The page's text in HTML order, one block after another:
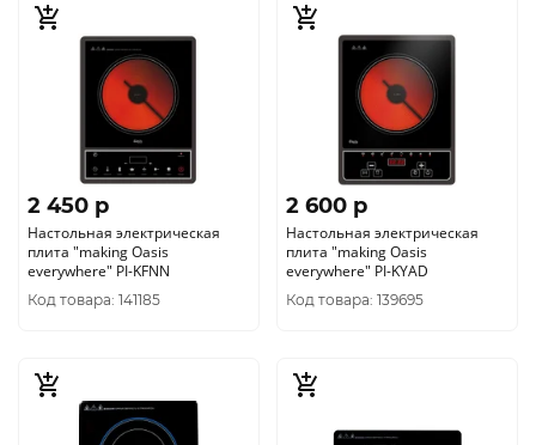
2 450 p
Настольная электрическая
плита "making Oasis
everywhere" PI-KFNN
Код товара: 141185
2 600 p
Настольная электрическая
плита "making Oasis
everywhere" PI-KYAD
Код товара: 139695